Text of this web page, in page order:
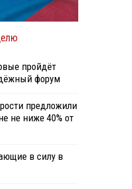
пройдёт
форум
предложили
не ниже 40% от
в силу в